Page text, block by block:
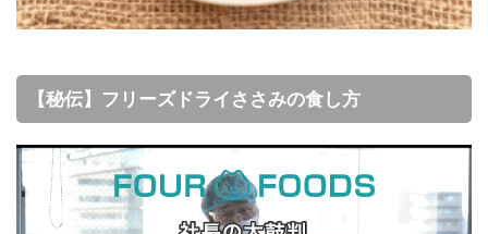
【秘伝】フリーズドライささみの食し方